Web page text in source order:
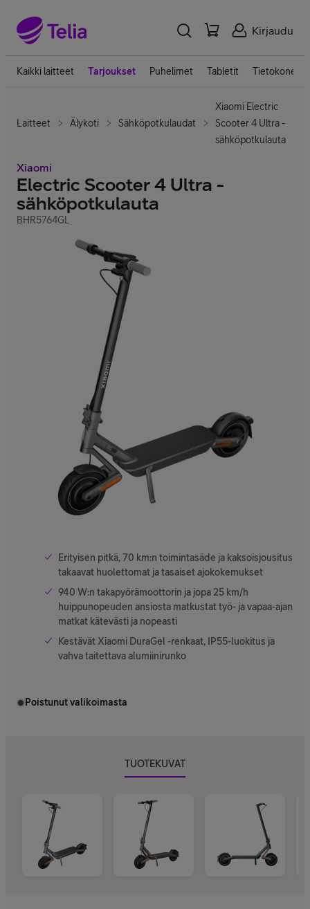
Kirjaudu
Kaikki laitteet Tarjoukset Puhelimet Tabletit Tietokoneet
Laitteet Älykoti Sähköpotkulaudat
Xiaomi Electric
Scooter 4 Ultra -
sähköpotkulauta
Xiaomi
Electric Scooter 4 Ultra -
sähköpotkulauta
BHR5764GL
Erityisen pitkä, 70 km:n toimintasäde ja kaksoisjousitus
takaavat huolettomat ja tasaiset ajokokemukset
940 W:n takapyörämoottorin ja jopa 25 km/h
huippunopeuden ansiosta matkustat työ- ja vapaa-ajan
matkat kätevästi ja nopeasti
Kestävät Xiaomi DuraGel -renkaat, IP55-luokitus ja
vahva taitettava alumiinirunko
Poistunut valikoimasta
TUOTEKUVAT